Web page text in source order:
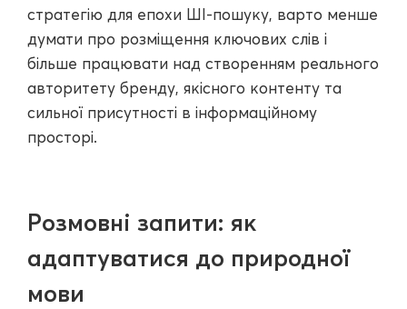
стратегію для епохи ШІ-пошуку, варто менше
думати про розміщення ключових слів і
більше працювати над створенням реального
авторитету бренду, якісного контенту та
сильної присутності в інформаційному
просторі.
Розмовні запити: як
адаптуватися до природної
мови